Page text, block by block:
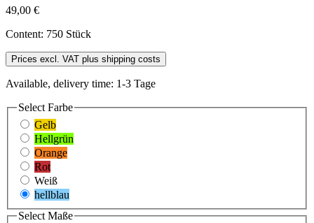
49,00 €
Content: 750 Stück
Prices excl. VAT plus shipping costs
Available, delivery time: 1-3 Tage
Select Farbe
Gelb
Hellgrün
Orange
Rot
Weiß
hellblau
SelectMaße